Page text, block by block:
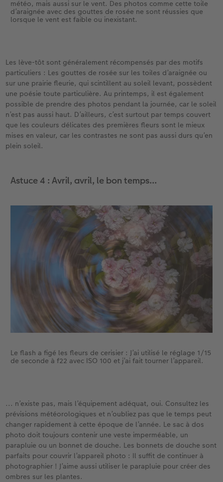
météo, mais aussi sur le vent. Des photos comme cette toile
d’araignée avec des gouttes de rosée ne sont réussies que
lorsque le vent est faible ou inexistant.
Les lève-tôt sont généralement récompensés par des motifs
particuliers : Les gouttes de rosée sur les toiles d’araignée ou
sur une prairie fleurie, qui scintillent au soleil levant, possèdent
une poésie toute particulière. Au printemps, il est également
possible de prendre des photos pendant la journée, car le soleil
n’est pas aussi haut. D’ailleurs, c’est surtout par temps couvert
que les couleurs délicates des premières fleurs sont le mieux
mises en valeur, car les contrastes ne sont pas aussi durs qu’en
plein soleil.
Astuce 4 : Avril, avril, le bon temps...
Le flash a figé les fleurs de cerisier : J’ai utilisé le réglage 1/15
de seconde à f22 avec ISO 100 et j’ai fait tourner l’appareil.
... n’existe pas, mais l’équipement adéquat, oui. Consultez les
prévisions météorologiques et n’oubliez pas que le temps peut
changer rapidement à cette époque de l’année. Le sac à dos
photo doit toujours contenir une veste imperméable, un
parapluie ou un bonnet de douche. Les bonnets de douche sont
parfaits pour couvrir l’appareil photo : Il suffit de continuer à
photographier ! J’aime aussi utiliser le parapluie pour créer des
ombres sur les plantes.